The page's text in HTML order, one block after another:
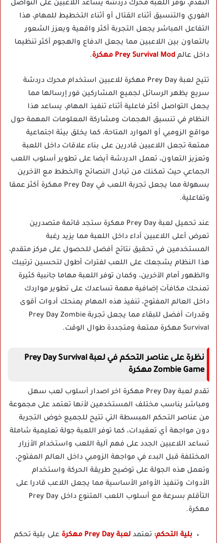
التقدم، توفر اللعبة محرك دردشة يساعد اللاعبين على التواصل
الفوري والتنسيق أثناء القتال أو أثناء التخطيط للمهام، هذا
التفاعل المباشر يجعل التجربة أكثر واقعية ويعزز الشعور
بالتعاون بين اللاعبين مما يجعل الدفاع والهجوم أكثر تنظيما
داخل عالم Prey Survival Mod مهكرة .
تتيح لعبة Prey Day مهكرة للاعبين استخدام محرك دردشة
سريع يظهر الرسائل لجميع المشاركين فور إرسالها مما
يجعل التواصل أكثر فاعلية أثناء تنفيذ المهام، يساعد هذا
النظام في تنسيق الهجمات ومشاركة المعلومات المهمة حول
مواقع الزومبي أو الموارد المتاحة، كما يخلق بيئة اجتماعية
ممتعة تجعل اللاعبين قادرين على بناء علاقات داخل اللعبة
وتعزيز التعاون، تعمل الدردشة أيضا على تطوير أسلوب اللعب
الجماعي حيث تمكنك من تبادل النصائح والخطط مع الآخرين
بسهولة مما يجعل تجربة اللعب في Prey Day مهكرة أكثر عمقا
وتفاعلية.
عند تحميل لعبة Prey Day مهكرة ستجد قائمة متصدرين
تعرض أعلى اللاعبين أداء داخل اللعبة مما يزيد رغبة
المستخدمين في تحقيق نتائج أفضل للحصول على مركز متقدم،
هذا النظام يشجعك على اللعب لفترات أطول لتحسين ترتيبك
والظهور أمام الآخرين، وكمان توفر اللعبة مهاما جانبية كثيرة
تمنحك مكافآت إضافية مهمة تساعدك على تطوير مواردك
داخل العالم المفتوح، تنفيذ هذه المهام يمنحك أدوات أقوى
وقدرات أفضل للبقاء مما يجعل تجربة Prey Day Zombie
Survival مهكرة ممتعة ومتجددة طوال الوقت.
نظرة على عناصر التحكم في لعبة Prey Day Survival
Zombie Game مهكرة
تقدم لعبة Prey Day مهكرة اخر اصدار أسلوب لعب سهل
ومباشر يناسب مختلف المستخدمين لأنها تعتمد على مجموعة
من عناصر التحكم المبسطة التي تتيح للجميع خوض التجربة
دون مواجهة أي تعقيدات، كما توفر اللعبة جولة تعليمية شاملة
تساعد اللاعبين الجدد على فهم آلية اللعب واستخدام الأزرار
المختلفة قبل البدء في مواجهة الزومبي داخل العالم المفتوح،
وتعمل هذه الجولة على توضيح طريقة الحركة واستخدام
الأدوات وتنفيذ الأوامر الأساسية مما يجعل اللاعب قادرا على
التأقلم بسرعة مع أسلوب اللعب المتنوع داخل Prey Day
مهكرة.
بلية التحكم: تعتمد لعبة Prey Day مهكرة
على بلية تحكم